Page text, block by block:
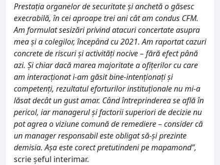
Prestația organelor de securitate și anchetă o găsesc
execrabilă, în cei aproape trei ani cât am condus CFM.
Am formulat sesizări privind atacuri concertate asupra
mea și a colegilor, începând cu 2021. Am raportat cazuri
concrete de riscuri și activități nocive – fără efect până
azi. Și chiar dacă marea majoritate a ofițerilor cu care
am interacționat i-am găsit bine-intenționați și
competenți, rezultatul eforturilor instituționale nu mi-a
lăsat decât un gust amar. Când întreprinderea se află în
pericol, iar managerul și factorii superiori de decizie nu
pot agrea o viziune comună de remediere – consider că
un manager responsabil este obligat să-și prezinte
demisia. Așa este corect pretutindeni pe mapamond”,
scrie șeful interimar.